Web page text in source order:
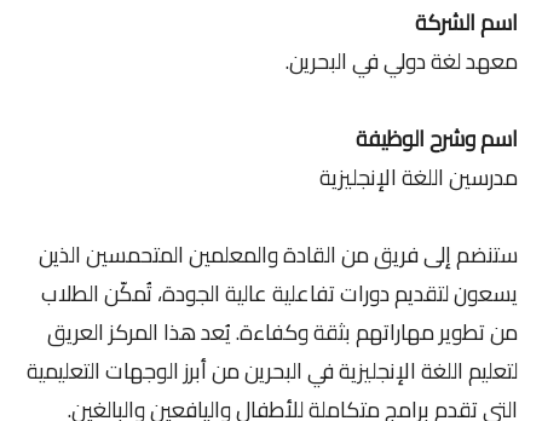
اسم الشركة
معهد لغة دولي في البحرين.
اسم وشرح الوظيفة
مدرسين اللغة الإنجليزية
ستنضم إلى فريق من القادة والمعلمين المتحمسين الذين
يسعون لتقديم دورات تفاعلية عالية الجودة، تُمكّن الطلاب
من تطوير مهاراتهم بثقة وكفاءة. يُعد هذا المركز العريق
لتعليم اللغة الإنجليزية في البحرين من أبرز الوجهات التعليمية
التي تقدم برامج متكاملة للأطفال واليافعين والبالغين.